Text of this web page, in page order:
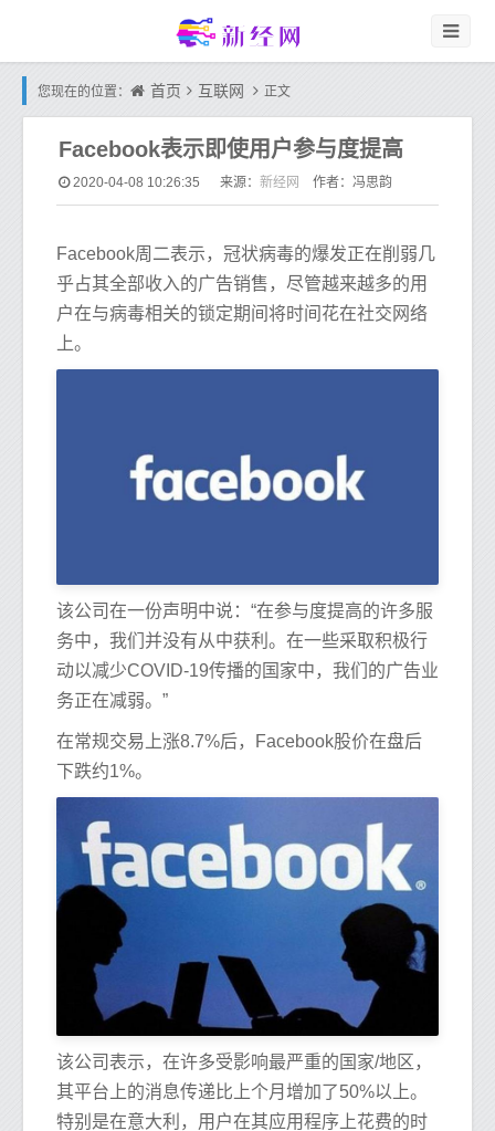
您现在的位置： 首页 互联网 正文
Facebook表示即使用户参与度提高
2020-04-08 10:26:35 来源： 新经网 作者：冯思韵
Facebook周二表示，冠状病毒的爆发正在削弱几
乎占其全部收入的广告销售，尽管越来越多的用
户在与病毒相关的锁定期间将时间花在社交网络
上。
该公司在一份声明中说：“在参与度提高的许多服
务中，我们并没有从中获利。在一些采取积极行
动以减少COVID-19传播的国家中，我们的广告业
务正在减弱。”
在常规交易上涨8.7%后，Facebook股价在盘后
下跌约1%。
该公司表示，在许多受影响最严重的国家/地区，
其平台上的消息传递比上个月增加了50%以上。
特别是在意大利，用户在其应用程序上花费的时